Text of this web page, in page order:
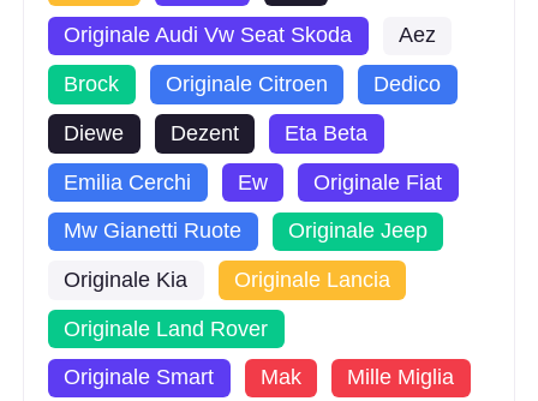
Originale Audi Vw Seat Skoda Aez
Brock Originale Citroen Dedico
Diewe Dezent Eta Beta
Emilia Cerchi Ew Originale Fiat
Mw Gianetti Ruote Originale Jeep
Originale Kia Originale Lancia
Originale Land Rover
Originale Smart Mak Mille Miglia